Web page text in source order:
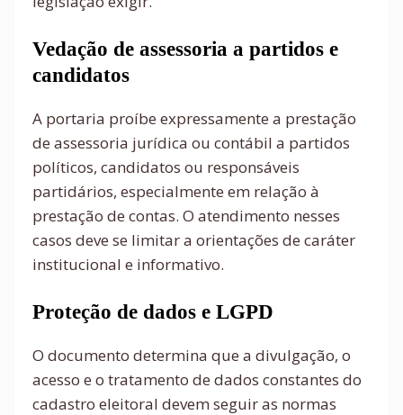
Vedação de assessoria a partidos e
candidatos
A portaria proíbe expressamente a prestação
de assessoria jurídica ou contábil a partidos
políticos, candidatos ou responsáveis
partidários, especialmente em relação à
prestação de contas. O atendimento nesses
casos deve se limitar a orientações de caráter
institucional e informativo.
Proteção de dados e LGPD
O documento determina que a divulgação, o
acesso e o tratamento de dados constantes do
cadastro eleitoral devem seguir as normas